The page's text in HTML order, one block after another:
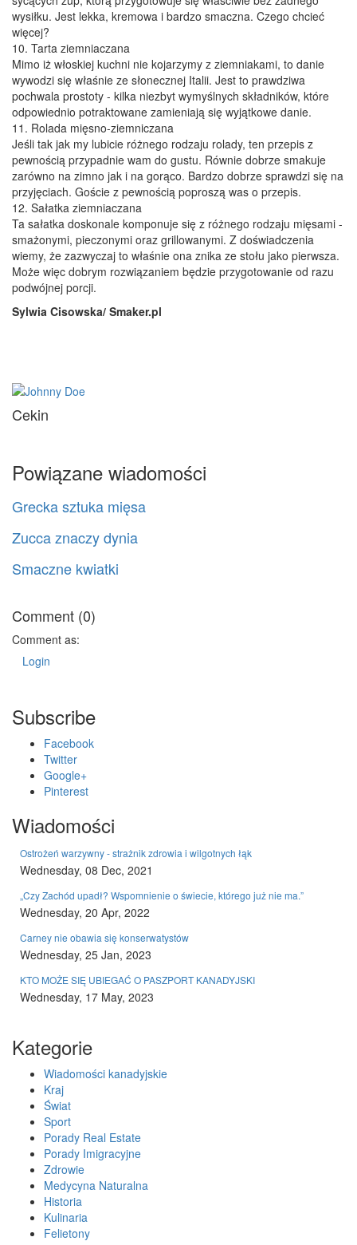
wysiłku. Jest lekka, kremowa i bardzo smaczna. Czego chcieć
więcej?
10. Tarta ziemniaczana
Mimo iż włoskiej kuchni nie kojarzymy z ziemniakami, to danie
wywodzi się właśnie ze słonecznej Italii. Jest to prawdziwa
pochwala prostoty - kilka niezbyt wymyślnych składników, które
odpowiednio potraktowane zamieniają się wyjątkowe danie.
11. Rolada mięsno-ziemniczana
Jeśli tak jak my lubicie różnego rodzaju rolady, ten przepis z
pewnością przypadnie wam do gustu. Równie dobrze smakuje
zarówno na zimno jak i na gorąco. Bardzo dobrze sprawdzi się na
przyjęciach. Goście z pewnością poproszą was o przepis.
12. Sałatka ziemniaczana
Ta sałatka doskonale komponuje się z różnego rodzaju mięsami -
smażonymi, pieczonymi oraz grillowanymi. Z doświadczenia
wiemy, że zazwyczaj to właśnie ona znika ze stołu jako pierwsza.
Może więc dobrym rozwiązaniem będzie przygotowanie od razu
podwójnej porcji.
Sylwia Cisowska/ Smaker.pl
Cekin
Powiązane wiadomości
Grecka sztuka mięsa
Zucca znaczy dynia
Smaczne kwiatki
Comment (0)
Comment as:
Login
Subscribe
Facebook
Twitter
Google+
Pinterest
Wiadomości
Ostrożeń warzywny - strażnik zdrowia i wilgotnych łąk
Wednesday, 08 Dec, 2021
„Czy Zachód upadł? Wspomnienie o świecie, którego już nie ma.”
Wednesday, 20 Apr, 2022
Carney nie obawia się konserwatystów
Wednesday, 25 Jan, 2023
KTO MOŻE SIĘ UBIEGAĆ O PASZPORT KANADYJSKI
Wednesday, 17 May, 2023
Kategorie
Wiadomości kanadyjskie
Kraj
Świat
Sport
Porady Real Estate
Porady Imigracyjne
Zdrowie
Medycyna Naturalna
Historia
Kulinaria
Felietony